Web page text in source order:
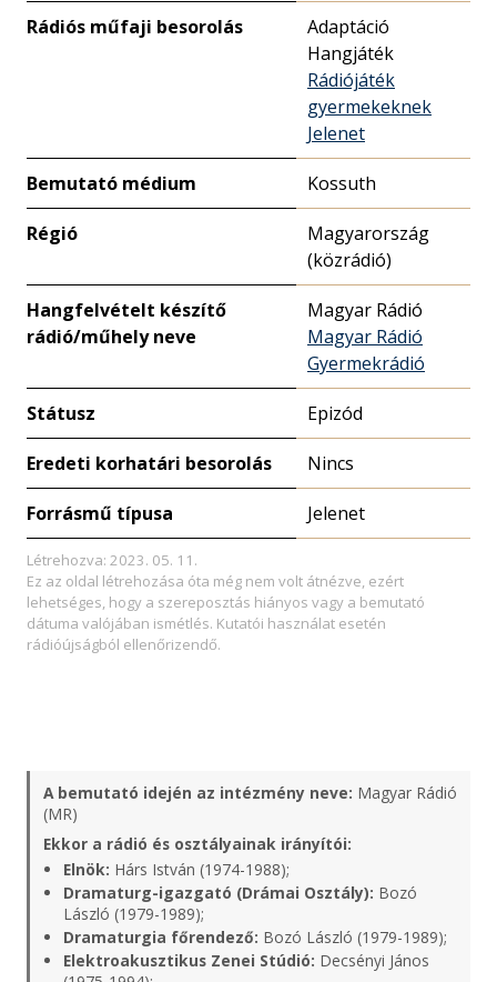
Rádiós műfaji besorolás
Adaptáció
Hangjáték
Rádiójáték
gyermekeknek
Jelenet
Bemutató médium Kossuth
Régió
Magyarország
(közrádió)
Hangfelvételt készítő
rádió/műhely neve
Magyar Rádió
Magyar Rádió
Gyermekrádió
Státusz Epizód
Eredeti korhatári besorolás Nincs
Forrásmű típusa Jelenet
Létrehozva: 2023. 05. 11.
Ez az oldal létrehozása óta még nem volt átnézve, ezért
lehetséges, hogy a szereposztás hiányos vagy a bemutató
dátuma valójában ismétlés. Kutatói használat esetén
rádióújságból ellenőrizendő.
A bemutató idején az intézmény neve: Magyar Rádió
(MR)
Ekkor a rádió és osztályainak irányítói:
Elnök: Hárs István (1974-1988);
Dramaturg-igazgató (Drámai Osztály): Bozó
László (1979-1989);
Dramaturgia főrendező: Bozó László (1979-1989);
Elektroakusztikus Zenei Stúdió: Decsényi János